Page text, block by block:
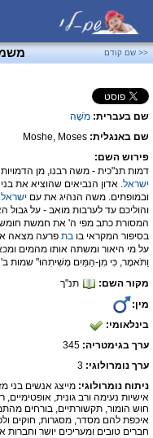
<< שם קודם
שם בעברית: מֹשֶׁה
שם באנגלית: Moshe, Moses
פירוש השם:
דמות תנ"כית - משה רבנו, מן
ישראל. אדון הנביאים שהוציא את בני
ובמופתים. משה הנהיג את עם ישראל
והוליכם עד לערבות מואב - על גבול ה
המסורת כתב מפי ה' את חמשת
בסיפור המקראי בו בת פרעה מצאה
על מי היאור ומשתה אותו מהמים
וַתֹּאמֶר, כִּי מִן-הַמַּיִם מְשִׁיתִהוּ" שמות ב'
מקור השם:
תנ"ך
מין:
בינלאומי:
ערך בגימטריה:
ערך נומרולוגי: 3
ניתוח נומרולוגי: מייצג אנשים בני
אישיות נעימה ורב גונית,
חוש הומור, תקשורתיים, בורחים
איכפת להם מסדר, מסגרות, חוקים
חברים טובים ומעריכים יושר וחברות